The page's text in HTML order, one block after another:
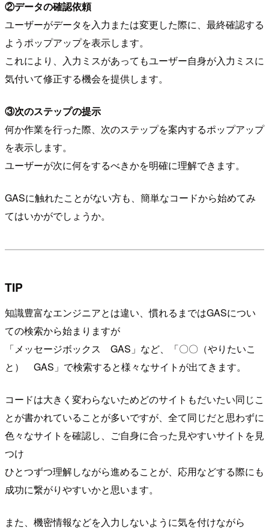
②データの確認依頼
ユーザーがデータを入力または変更した際に、最終確認する
ようポップアップを表示します。
これにより、入力ミスがあってもユーザー自身が入力ミスに
気付いて修正する機会を提供します。
③次のステップの提示
何か作業を行った際、次のステップを案内するポップアップ
を表示します。
ユーザーが次に何をするべきかを明確に理解できます。
GASに触れたことがない方も、簡単なコードから始めてみ
てはいかがでしょうか。
TIP
知識豊富なエンジニアとは違い、慣れるまではGASについ
ての検索から始まりますが
「メッセージボックス GAS」など、「〇〇（やりたいこ
と） GAS」で検索すると様々なサイトが出てきます。
コードは大きく変わらないためどのサイトもだいたい同じこ
とが書かれていることが多いですが、全て同じだと思わずに
色々なサイトを確認し、ご自身に合った見やすいサイトを見
つけ
ひとつずつ理解しながら進めることが、応用などする際にも
成功に繋がりやすいかと思います。
また、機密情報などを入力しないように気を付けながら